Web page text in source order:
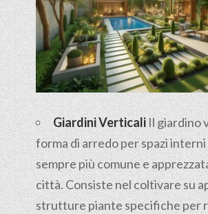
Giardini VerticaliIl giardino
forma di arredo per spazi
sempre più comune e
città. Consiste nel coltivare su
strutture piante specifiche per